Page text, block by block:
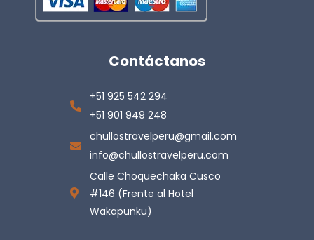
Contáctanos
+51 925 542 294
+51 901 949 248
chullostravelperu@gmail.com
info@chullostravelperu.com
Calle Choquechaka Cusco
#146 (Frente al Hotel
Wakapunku)